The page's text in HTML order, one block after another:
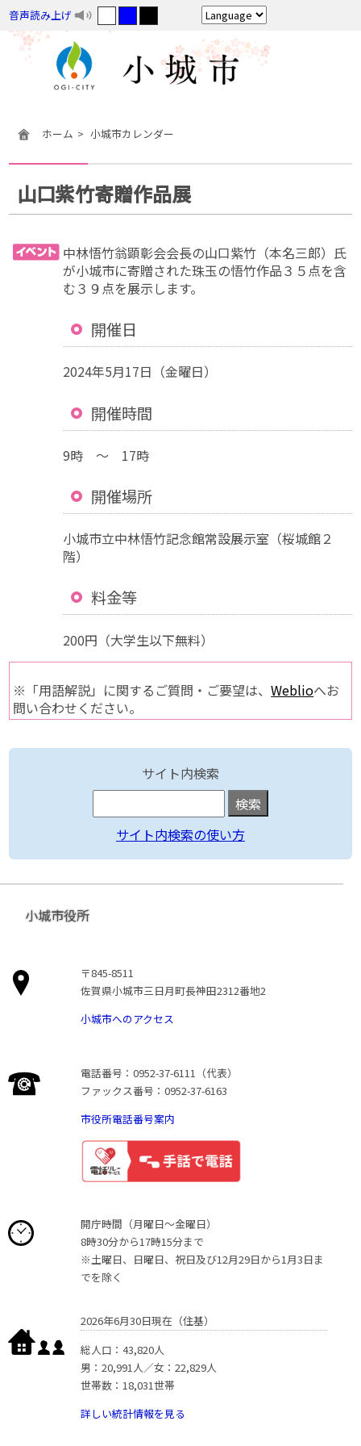
音声読み上げ
ホーム 小城市カレンダー
山口紫竹寄贈作品展
中林悟竹翁顕彰会会長の山口紫竹（本名三郎）氏
が小城市に寄贈された珠玉の悟竹作品３５点を含
む３９点を展示します。
開催日
2024年5月17日（金曜日）
開催時間
9時 ～ 17時
開催場所
小城市立中林悟竹記念館常設展示室（桜城館２
階）
料金等
200円（大学生以下無料）
※「用語解説」に関するご質問・ご要望は、Weblioへお
問い合わせください。
サイト内検索
サイト内検索の使い方
小城市役所
〒845-8511
佐賀県小城市三日月町長神田2312番地2
小城市へのアクセス
電話番号：0952-37-6111（代表）
ファックス番号：0952-37-6163
市役所電話番号案内
開庁時間（月曜日〜金曜日）
8時30分から17時15分まで
※土曜日、日曜日、祝日及び12月29日から1月3日ま
でを除く
2026年6月30日現在（住基）
総人口：43,820人
男：20,991人／女：22,829人
世帯数：18,031世帯
詳しい統計情報を見る